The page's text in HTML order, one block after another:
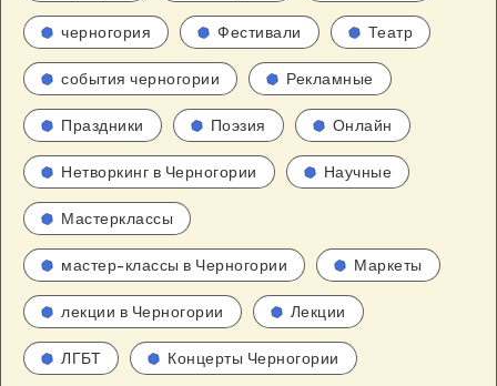
черногория Фестивали Театр
события черногории Рекламные
Праздники Поэзия Онлайн
Нетворкинг в Черногории Научные
Мастерклассы
мастер-классы в Черногории Маркеты
лекции в Черногории Лекции
ЛГБТ Концерты Черногории